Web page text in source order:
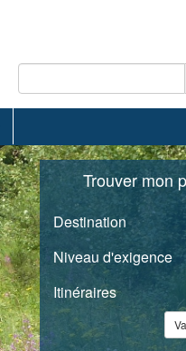
Trouver mon
Destination
Niveau d'exigence
Itinéraires